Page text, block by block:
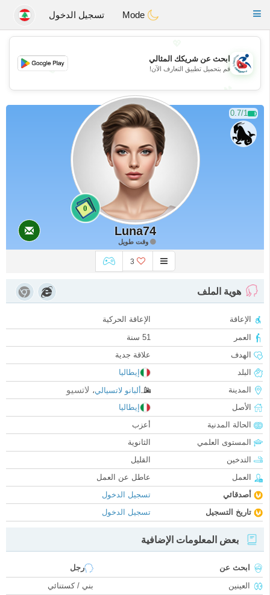
Handi Space
Toggle
تسجيل الدخول
💖
💕
ابحث عن شريكك المثالي
قم بتحميل تطبيق التعارف الآن!
0.7/1
0
Luna74
وقت طويل
3
هوية الملف
الإعاقة
الإعاقة الحركية
العمر
51 سنة
الهدف
علاقة جدية
البلد
إيطاليا
المدينة
ألبانو لاتسيالي، لاتسيو
الأصل
إيطاليا
الحالة المدنية
أعزب
المستوى العلمي
الثانوية
التدخين
القليل
العمل
عاطل عن العمل
أصدقائي
تسجيل الدخول
تاريخ التسجيل
تسجيل الدخول
بعض المعلومات الإضافية
ابحث عن
رجل
العينين
بني / كستنائي